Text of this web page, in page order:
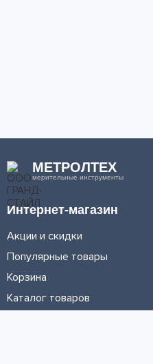
МЕТРОЛТЕХ
мерительные инструменты
Интернет-магазин
Акции и скидки
Популярные товары
Корзина
Каталог товаров